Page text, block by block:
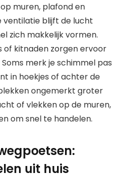
muren, plafond en
ventilatie blijft de lucht
zich makkelijk vormen.
of kitnaden zorgen ervoor
merk je schimmel pas
in hoekjes of achter de
ongemerkt groter
of vlekken op de muren,
om snel te handelen.
uit huis